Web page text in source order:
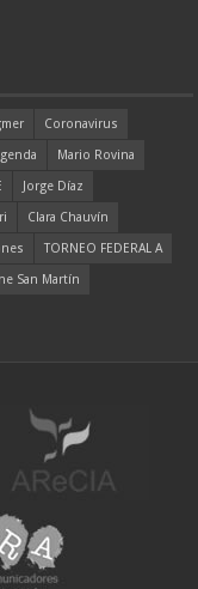
Coronavirus
Mario Rovina
Jorge Díaz
Clara Chauvín
TORNEO FEDERAL A
San Martín